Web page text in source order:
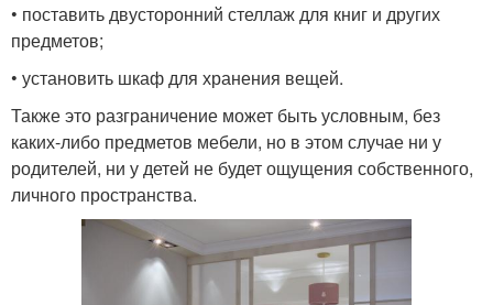
• поставить двусторонний стеллаж для книг и других
предметов;
• установить шкаф для хранения вещей.
Также это разграничение может быть условным, без
каких-либо предметов мебели, но в этом случае ни у
родителей, ни у детей не будет ощущения собственного,
личного пространства.